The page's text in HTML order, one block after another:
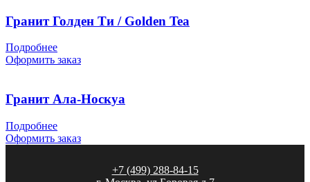
Гранит Голден Ти / Golden Tea
Подробнее
Оформить заказ
Гранит Ала-Носкуа
Подробнее
Оформить заказ
+7 (499) 288-84-15